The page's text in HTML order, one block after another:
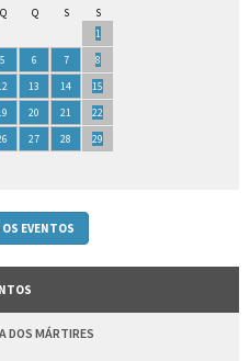
Q Q S
S
1
5 6 7
8
13 14
15
20 21
22
27 28
29
EVENTOS
DOS MÁRTIRES